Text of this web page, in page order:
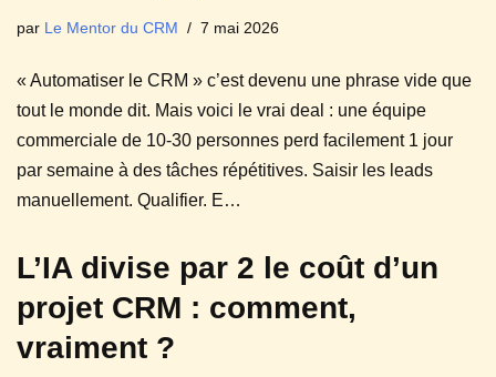
par Le Mentor du CRM 7 mai 2026
« Automatiser le CRM » c’est devenu une phrase vide que
tout le monde dit. Mais voici le vrai deal : une équipe
commerciale de 10-30 personnes perd facilement 1 jour
par semaine à des tâches répétitives. Saisir les leads
manuellement. Qualifier. E…
L’IA divise par 2 le coût d’un
projet CRM : comment,
vraiment ?